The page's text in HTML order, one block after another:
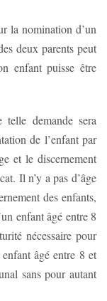
la nomination d’un
deux parents peut
enfant puisse être
telle demande sera
de l’enfant par
et le discernement
Il n’y a pas d’âge
des enfants,
enfant âgé entre 8
nécessaire pour
âgé entre 8 et
sans pour autant